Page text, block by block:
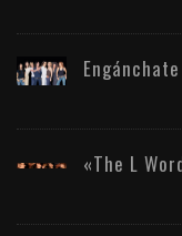
«The L